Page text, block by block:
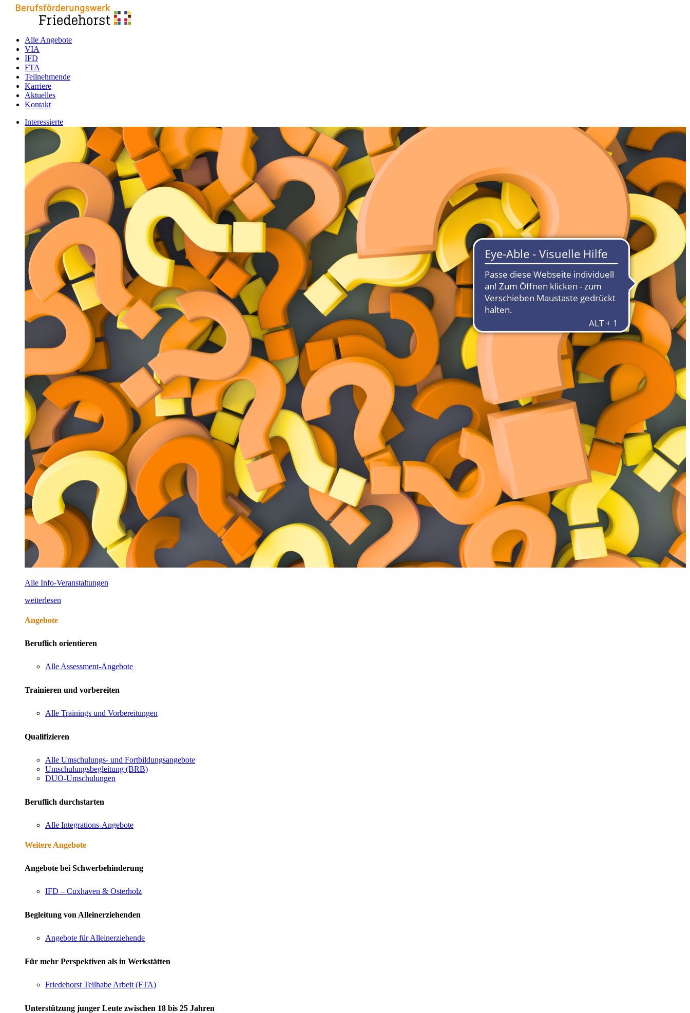
Alle Angebote
VIA
IFD
FTA
Teilnehmende
Karriere
Aktuelles
Kontakt
Interessierte
Alle Info-Veranstaltungen
weiterlesen
Angebote
Beruflich orientieren
Alle Assessment-Angebote
Trainieren und vorbereiten
Alle Trainings und Vorbereitungen
Qualifizieren
Alle Umschulungs- und Fortbildungsangebote
Umschulungsbegleitung (BRB)
DUO-Umschulungen
Beruflich durchstarten
Alle Integrations-Angebote
Weitere Angebote
Angebote bei Schwerbehinderung
IFD – Cuxhaven & Osterholz
Begleitung von Alleinerziehenden
Angebote für Alleinerziehende
Für mehr Perspektiven als in Werkstätten
Friedehorst Teilhabe Arbeit (FTA)
Unterstützung junger Leute zwischen 18 bis 25 Jahren